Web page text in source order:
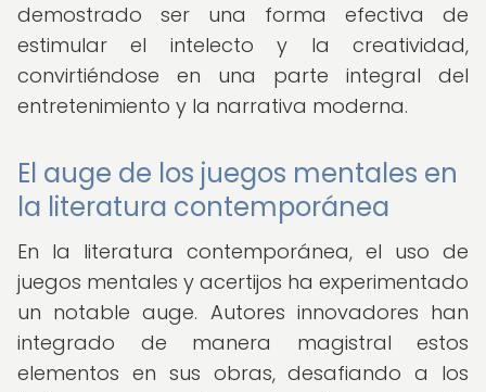
demostrado ser una forma efectiva de
estimular el intelecto y la creatividad,
convirtiéndose en una parte integral del
entretenimiento y la narrativa moderna.
El auge de los juegos mentales en
la literatura contemporánea
En la literatura contemporánea, el uso de
juegos mentales y acertijos ha experimentado
un notable auge. Autores innovadores han
integrado de manera magistral estos
elementos en sus obras, desafiando a los